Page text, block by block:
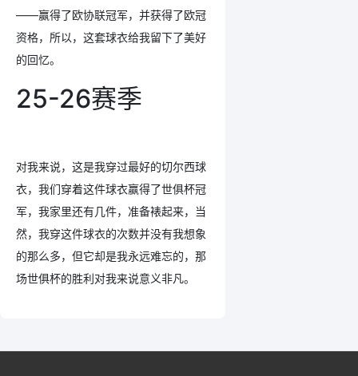
——赢得了欧协联冠军，并获得了欧冠
资格，所以，这套球衣给我留下了美好
的回忆。
25-26赛季
对我来说，这是我穿过最好的切尔西球
衣，我们穿着这件球衣赢得了世俱杯冠
军，我家里还有几件，准备裱起来，当
然，我穿这件球衣的次数并没有我想象
的那么多，但它却是我永远难忘的，那
场世俱杯的胜利对我来说意义非凡。